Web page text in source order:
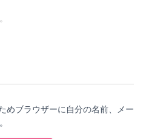
めブラウザーに自分の名前、メー